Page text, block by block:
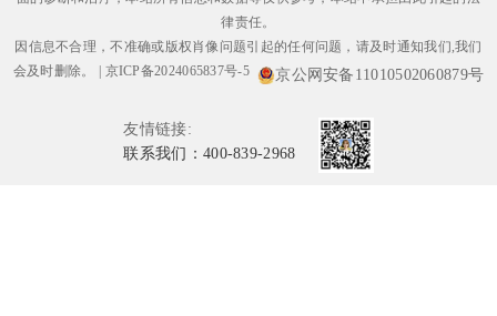
律责任。
因信息不合理，不准确或版权肖像问题引起的任何问题，请及时通知我们,我们
会及时删除。 | 京ICP备2024065837号-5 京公网安备11010502060879号
友情链接:
联系我们：400-839-2968